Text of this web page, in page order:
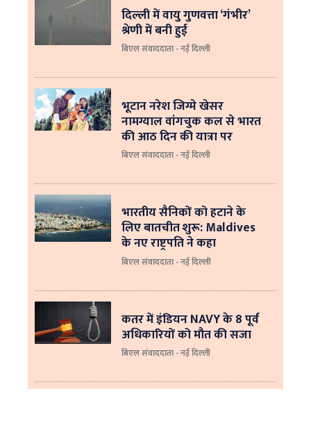
दिल्ली में वायु गुणवत्ता ‘गंभीर’
श्रेणी में बनी हुई
बिएल संवाददाता - नई दिल्ली
भूटान नरेश जिग्मे खेसर
नामग्याल वांगचुक कल से भारत
की आठ दिन की यात्रा पर
बिएल संवाददाता - नई दिल्ली
भारतीय सैनिकों को हटाने के
लिए बातचीत शुरू: Maldives
के नए राष्ट्रपति ने कहा
बिएल संवाददाता - नई दिल्‍ली
कतर में इंडियन NAVY के 8 पूर्व
अधिकारियों को मौत की सजा
बिएल संवाददाता - नई दिल्ली